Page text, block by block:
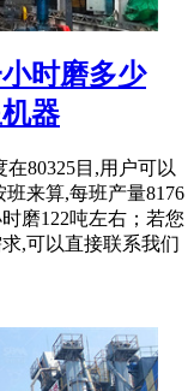
时磨多少
器
80325目,用户可以
来算,每班产量8176
磨122吨左右；若您
,可以直接联系我们